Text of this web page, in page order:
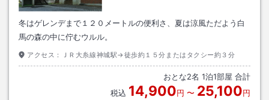
冬はゲレンデまで１２０メートルの便利さ、夏は涼風ただよう白
馬の森の中に佇むウルル。
アクセス： ＪＲ大糸線神城駅→徒歩約１５分またはタクシー約３分
おとな2名 1泊1部屋 合計
税込 14,900円 〜 25,100円